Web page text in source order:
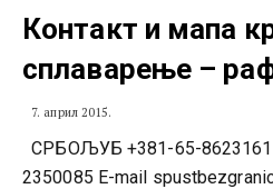
Контакт и мапа
сплаварење –
7. април 2015.
СРБОЉУБ +381-65-
2350085 E-mail